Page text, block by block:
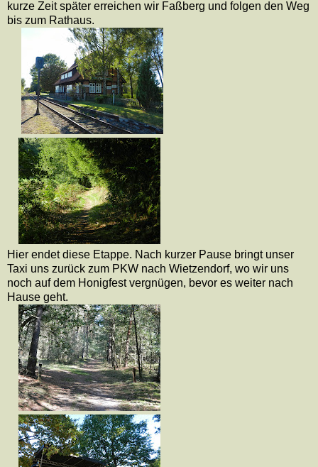
kurze Zeit später erreichen wir Faßberg und folgen den Weg
bis zum Rathaus.
Hier endet diese Etappe. Nach kurzer Pause bringt unser
Taxi uns zurück zum PKW nach Wietzendorf, wo wir uns
noch auf dem Honigfest vergnügen, bevor es weiter nach
Hause geht.